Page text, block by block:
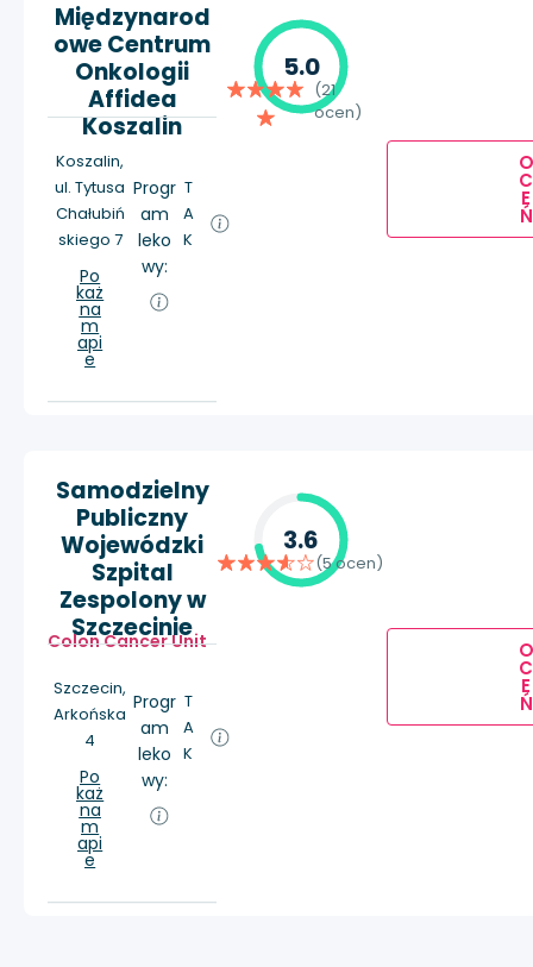
Międzynarod
owe Centrum
Onkologii
Affidea
Koszalin
Koszalin,
ul. Tytusa
Chałubiń
skiego 7
Po
każ
na
m
api
e
Progr
am
leko
wy:
T
A
K
5.0
(21
ocen)
O
C
E
Ń
Samodzielny
Publiczny
Wojewódzki
Szpital
Zespolony w
Szczecinie
Colon Cancer Unit
Szczecin,
Arkońska
4
Po
każ
na
m
api
e
Progr
am
leko
wy:
T
A
K
3.6
(5 ocen)
O
C
E
Ń